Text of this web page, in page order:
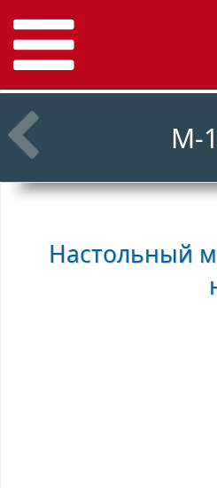
M-
Настольный